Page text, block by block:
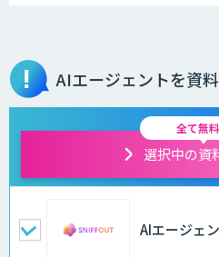
AIエージェントを資
全て無料
選択中の資
AIエージェ